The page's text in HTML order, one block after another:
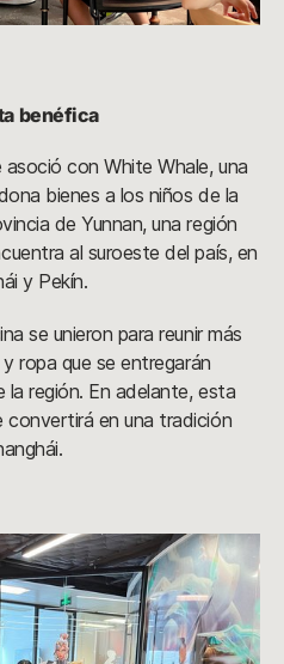
benéfica
con White Whale, una
bienes a los niños de la
de Yunnan, una región
al suroeste del país, en
y Pekín.
se unieron para reunir más
ropa que se entregarán
región. En adelante, esta
convertirá en una tradición